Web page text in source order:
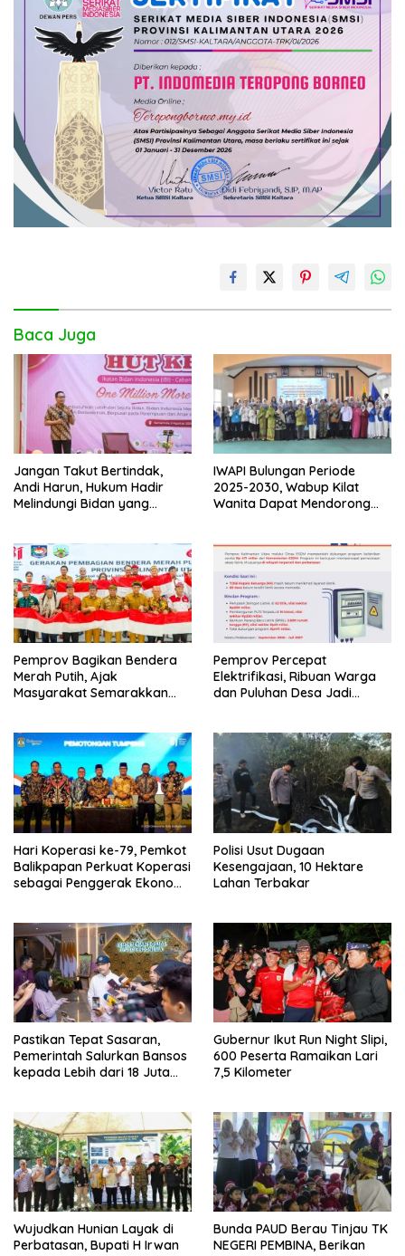
Baca Juga
Jangan Takut Bertindak,
Andi Harun, Hukum Hadir
Melindungi Bidan yang
IWAPI Bulungan Periode
2025-2030, Wabup Kilat
Wanita Dapat Mendorong
Pemprov Bagikan Bendera
Merah Putih, Ajak
Masyarakat Semarakkan
Pemprov Percepat
Elektrifikasi, Ribuan Warga
dan Puluhan Desa Jadi
Hari Koperasi ke-79, Pemkot
Balikpapan Perkuat Koperasi
sebagai Penggerak Ekonomi
Polisi Usut Dugaan
Kesengajaan, 10 Hektare
Lahan Terbakar
Pastikan Tepat Sasaran,
Pemerintah Salurkan Bansos
kepada Lebih dari 18 Juta
Gubernur Ikut Run Night Slipi,
600 Peserta Ramaikan Lari
7,5 Kilometer
Wujudkan Hunian Layak di
Perbatasan, Bupati H Irwan
Bunda PAUD Berau Tinjau TK
NEGERI PEMBINA, Berikan